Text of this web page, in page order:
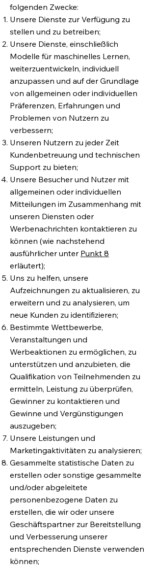
folgenden Zwecke:
Unsere Dienste zur Verfügung zu
stellen und zu betreiben;
Unsere Dienste, einschließlich
Modelle für maschinelles Lernen,
weiterzuentwickeln, individuell
anzupassen und auf der Grundlage
von allgemeinen oder individuellen
Präferenzen, Erfahrungen und
Problemen von Nutzern zu
verbessern;
Unseren Nutzern zu jeder Zeit
Kundenbetreuung und technischen
Support zu bieten;
Unsere Besucher und Nutzer mit
allgemeinen oder individuellen
Mitteilungen im Zusammenhang mit
unseren Diensten oder
Werbenachrichten kontaktieren zu
können (wie nachstehend
ausführlicher unter Punkt 8
erläutert);
Uns zu helfen, unsere
Aufzeichnungen zu aktualisieren, zu
erweitern und zu analysieren, um
neue Kunden zu identifizieren;
Bestimmte Wettbewerbe,
Veranstaltungen und
Werbeaktionen zu ermöglichen, zu
unterstützen und anzubieten, die
Qualifikation von Teilnehmenden zu
ermitteln, Leistung zu überprüfen,
Gewinner zu kontaktieren und
Gewinne und Vergünstigungen
auszugeben;
Unsere Leistungen und
Marketingaktivitäten zu analysieren;
Gesammelte statistische Daten zu
erstellen oder sonstige gesammelte
und/oder abgeleitete
personenbezogene Daten zu
erstellen, die wir oder unsere
Geschäftspartner zur Bereitstellung
und Verbesserung unserer
entsprechenden Dienste verwenden
können;